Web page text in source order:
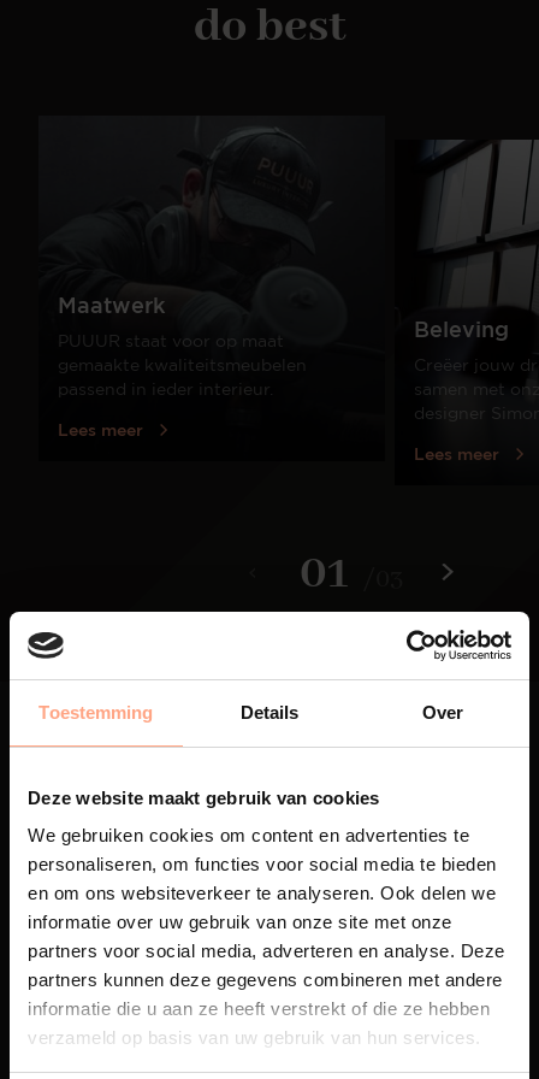
Toestemming Details Over
Deze website maakt gebruik van cookies
We gebruiken cookies om content en advertenties te
personaliseren, om functies voor social media te bieden
en om ons websiteverkeer te analyseren. Ook delen we
informatie over uw gebruik van onze site met onze
partners voor social media, adverteren en analyse. Deze
partners kunnen deze gegevens combineren met andere
informatie die u aan ze heeft verstrekt of die ze hebben
verzameld op basis van uw gebruik van hun services.
do best
01
Maatwerk
PUUUR staat voor op maat
gemaakte kwaliteitsmeubelen
passend in ieder interieur.
Lees meer
Beleving
Creëer jouw
samen met
designer
Lees meer
Maatwerk
beleving, waar Nederlands
vakmanschap en design
samenkomen.